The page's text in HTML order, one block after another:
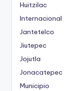
Huitzilac
Internacional
Jantetelco
Jiutepec
Jojutla
Jonacatepec
Municipio